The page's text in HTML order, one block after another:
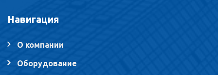
Навигация
О компании
Оборудование